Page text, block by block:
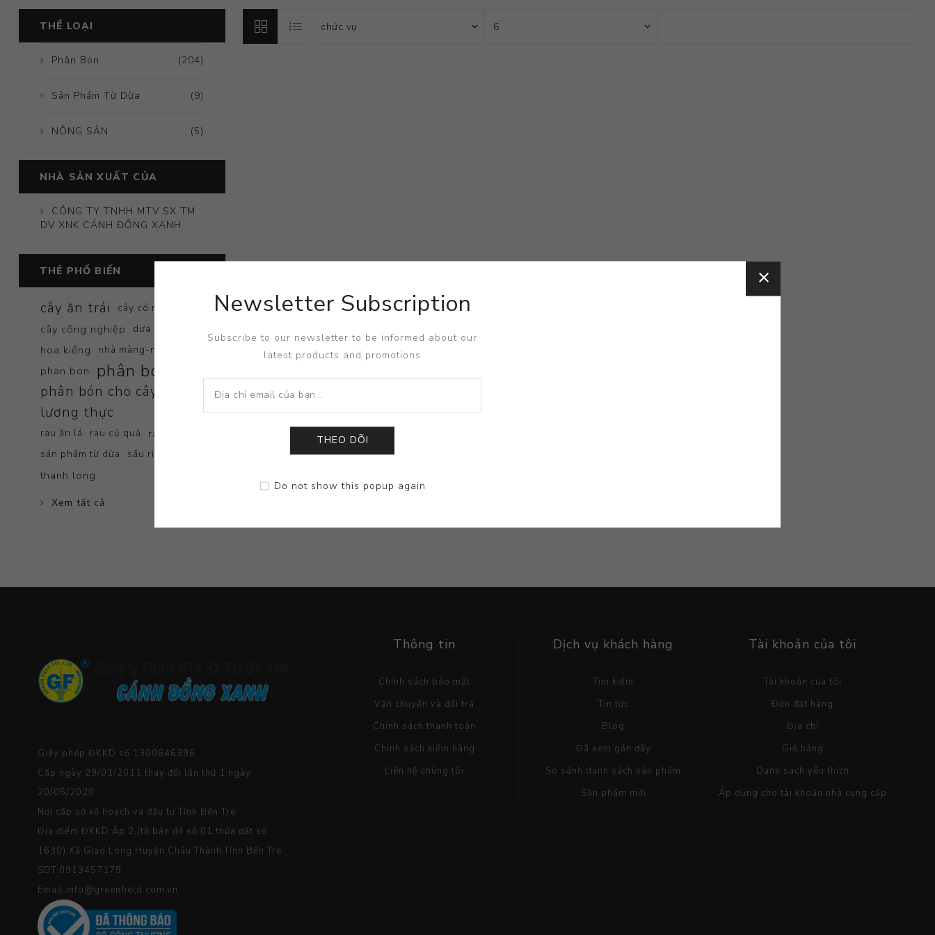
THỂ LOẠI
(204)
Phân Bón
(9)
Sản Phẩm Từ Dừa
(5)
NÔNG SẢN
NHÀ SẢN XUẤT CỦA
CÔNG TY TNHH MTV SX TM
DV XNK CÁNH ĐỒNG XANH
THẺ PHỔ BIẾN
cây ăn trái cây có múi
cây công nghiệp dưa lưới
hoa kiểng nhà màng-nhà kính
phan bon phân bón
phân bón cho cây
lương thực
rau ăn lá rau củ quả rau màu
sản phầm từ dừa sầu riêng
thanh long
Xem tất cả
Giấy phép ĐKKD số 1300646396
Cấp ngày 29/01/2011.thay đổi lần thứ 1:ngày
20/05/2020
Nơi cấp sở kế hoạch và đầu tư Tỉnh Bến Tre
Địa điểm ĐKKD:Ấp 2,(tờ bản đồ số 01,thửa đất số
1630),Xã Giao Long,Huyện Châu Thành,Tỉnh Bến Tre
SDT:0913457179
Email:info@greenfield.com.vn
Thông tin
Chính sách bảo mật
Vận chuyển và đổi trả
Chính sách thanh toán
Chính sách kiểm hàng
Liên hệ chúng tôi
Dịch vụ khách hàng
Tìm kiếm
Tin tức
Blog
Đã xem gần đây
So sánh danh sách sản phẩm
Sản phẩm mới
Tài khoản của tôi
Tài khoản của tôi
Đơn đặt hàng
Địa chỉ
Giỏ hàng
Danh sách yêu thích
Áp dụng cho tài khoản nhà cung cấp
Newsletter Subscription
Subscribe to our newsletter to be informed about our
latest products and promotions
THEO DÕI
Do not show this popup again